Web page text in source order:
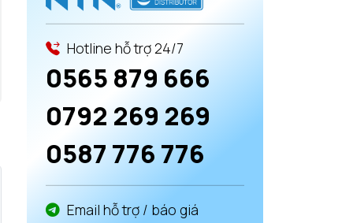
Hotline hỗ trợ 24/7
0565 879 666
0792 269 269
0587 776 776
Email hỗ trợ / báo giá